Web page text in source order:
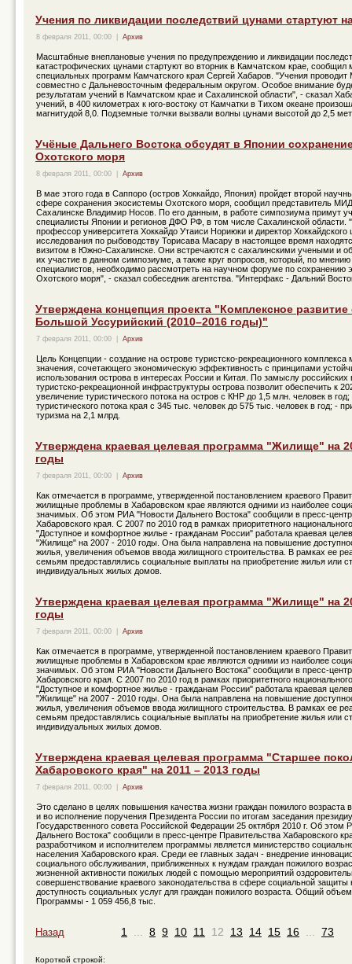
Учения по ликвидации последствий цунами стартуют
8 февраля 2011, 00:00 Архив
Масштабные внеплановые учения по предупреждению и ликвидации
катастрофических цунами стартуют во вторник в Камчатском крае, сообщил
специальных программ Камчатского края Сергей Хабаров. "Учения
совместно с Дальневосточным федеральным округом. Особое внимание
результатам учений в Камчатском крае и Сахалинской области", - сказал
учений, в 400 километрах к юго-востоку от Камчатки в Тихом океане
магнитудой 8,0. Подземные толчки вызвали волны цунами высотой до 2,5
Учёные Дальнего Востока обсудят в Японии
Охотского моря
8 февраля 2011, 00:00 Архив
В мае этого года в Саппоро (остров Хоккайдо, Япония) пройдет второй
сфере сохранения экосистемы Охотского моря, сообщил представитель
Сахалинске Владимир Носов. По его данным, в работе симпозиума примут
специалисты Японии и регионов ДФО РФ, в том числе Сахалинской области.
профессор университета Хоккайдо Утаиси Нориюки и директор Хоккайдского
исследования по рыбоводству Торисава Масару в настоящее время
визитом в Южно-Сахалинске. Они встречаются с сахалинскими учеными и
их участие в данном симпозиуме, а также круг вопросов, который, по мнению
специалистов, необходимо рассмотреть на научном форуме по сохранению
Охотского моря", - сказал собеседник агентства. "Интерфакс - Дальний
Утверждена концепция проекта "Комплексное развитие
Большой Уссурийский (2010–2016 годы)"
7 февраля 2011, 00:00 Архив
Цель Концепции - создание на острове туристско-рекреационного комплекса
значения, сочетающего экономическую эффективность с принципами
использования острова в интересах России и Китая. По замыслу российских
туристско-рекреационной инфраструктуры острова позволит обеспечить к
увеличение туристического потока на остров с КНР до 1,5 млн. человек в год;
туристического потока края с 345 тыс. человек до 575 тыс. человек в год; -
туризма на 2,1 млрд.
Утверждена краевая целевая программа "Жилище" на
годы
7 февраля 2011, 00:00 Архив
Как отмечается в программе, утвержденной постановлением краевого
жилищные проблемы в Хабаровском крае являются одними из наиболее
значимых. Об этом РИА "Новости Дальнего Востока" сообщили в пресс-
Хабаровского края. С 2007 по 2010 год в рамках приоритетного
"Доступное и комфортное жилье - гражданам России" работала краевая
"Жилище" на 2007 - 2010 годы. Она была направлена на повышение
жилья, увеличения объемов ввода жилищного строительства. В рамках ее
семьям предоставлялись социальные выплаты на приобретение жилья или
индивидуальных жилых домов.
Утверждена краевая целевая программа "Жилище" на
годы
7 февраля 2011, 00:00 Архив
Как отмечается в программе, утвержденной постановлением краевого
жилищные проблемы в Хабаровском крае являются одними из наиболее
значимых. Об этом РИА "Новости Дальнего Востока" сообщили в пресс-
Хабаровского края. С 2007 по 2010 год в рамках приоритетного
"Доступное и комфортное жилье - гражданам России" работала краевая
"Жилище" на 2007 - 2010 годы. Она была направлена на повышение
жилья, увеличения объемов ввода жилищного строительства. В рамках ее
семьям предоставлялись социальные выплаты на приобретение жилья или
индивидуальных жилых домов.
Утверждена краевая целевая программа "Старшее
Хабаровского края" на 2011 – 2013 годы
7 февраля 2011, 00:00 Архив
Это сделано в целях повышения качества жизни граждан пожилого возраста
и во исполнение поручения Президента России по итогам заседания
Государственного совета Российской Федерации 25 октября 2010 г. Об этом
Дальнего Востока" сообщили в пресс-центре Правительства Хабаровского
разработчиком и исполнителем программы является министерство
населения Хабаровского края. Среди ее главных задач - внедрение
социального обслуживания, приближенных к нуждам граждан пожилого
жизненной активности пожилых людей с помощью мероприятий
совершенствование краевого законодательства в сфере социальной защиты
доступность социальных услуг для граждан пожилого возраста. Общий
Программы - 1 059 456,8 тыс.
Назад 1 8 9 10 11 12 13 14 15 16 73
Короткой строкой: